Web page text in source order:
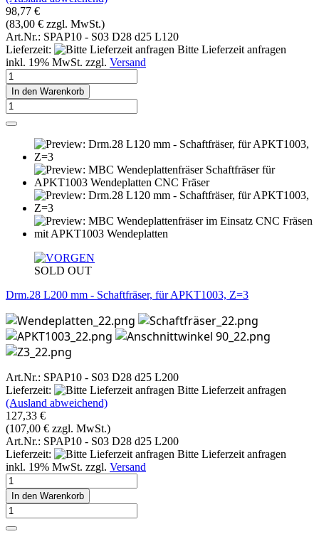
98,77 €
(83,00 € zzgl. MwSt.)
Art.Nr.: SPAP10 - S03 D28 d25 L120
Lieferzeit:
Bitte Lieferzeit anfragen
inkl. 19% MwSt. zzgl. Versand
In den Warenkorb
SOLD OUT
Drm.28 L200 mm - Schaftfräser, für APKT1003, Z=3
Art.Nr.: SPAP10 - S03 D28 d25 L200
Lieferzeit:
Bitte Lieferzeit anfragen
(Ausland abweichend)
127,33 €
(107,00 € zzgl. MwSt.)
Art.Nr.: SPAP10 - S03 D28 d25 L200
Lieferzeit:
Bitte Lieferzeit anfragen
inkl. 19% MwSt. zzgl. Versand
In den Warenkorb